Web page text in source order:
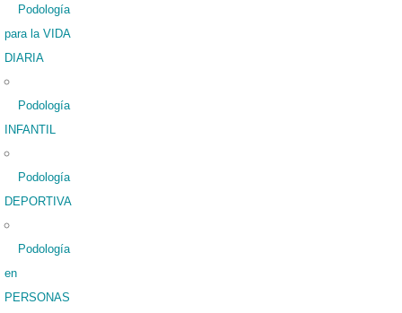
Podología
para la VIDA
DIARIA
Podología
INFANTIL
Podología
DEPORTIVA
Podología
en
PERSONAS